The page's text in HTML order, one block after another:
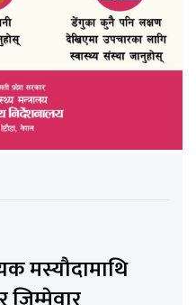
मस्यौदामाथि